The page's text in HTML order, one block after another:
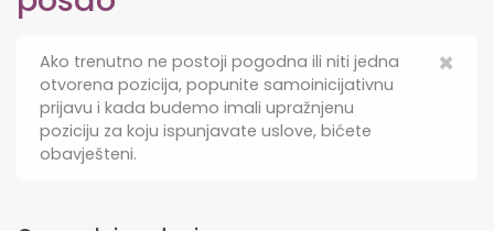
Ako trenutno ne postoji pogodna ili niti jedna
otvorena pozicija, popunite samoinicijativnu
prijavu i kada budemo imali upražnjenu
poziciju za koju ispunjavate uslove, bićete
obavješteni.
×